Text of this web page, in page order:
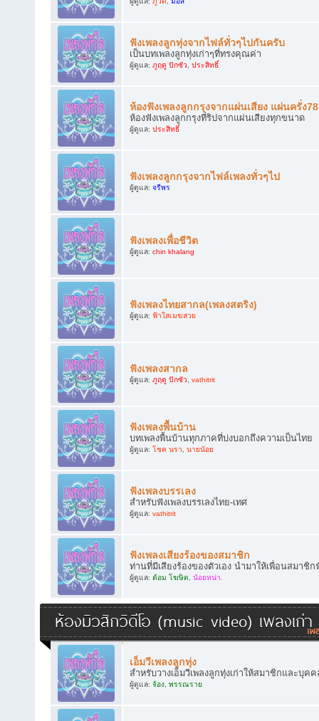
ฟังเพลงลูกทุ่งจากไฟล์ทั่วๆไปกันครับ
เป็นบทเพลงลูกทุ่งเก่าๆที่ทรงคุณค่า
ผู้ดูแล: ภูฤดู ปักซัว, ประสิทธิ์
ห้องฟังเพลงลูกกรุงจากแผ่นเสียง แผ่นครั่ง
ห้องฟังเพลงลูกกรุงที่ริปจากแผ่นเสียงทุกขนาด
ผู้ดูแล: ประสิทธิ์
ฟังเพลงลูกกรุงจากไฟล์เพลงทั่วๆไป
ผู้ดูแล: จรีพร
ฟังเพลงเพื่อชีวิต
ผู้ดูแล: chin khalang
ฟังเพลงไทยสากล(เพลงสตริง)
ผู้ดูแล: ฟ้าใสเมฆสวย
ฟังเพลงสากล
ผู้ดูแล: ภูฤดู ปักซัว, vathitrit
ฟังเพลงพื้นบ้าน
บทเพลงพื้นบ้านทุกภาคที่บ่งบอกถึงความเป็นไทย
ผู้ดูแล: โชค นรา, นายน้อย
ฟังเพลงบรรเลง
สำหรับฟังเพลงบรรเลงไทย-เทศ
ผู้ดูแล: vathitrit
ฟังเพลงเสียงร้องของสมาชิก
ท่านที่มีเสียงร้องของตัวเอง นำมาให้เพื่อนสมาชิ
ผู้ดูแล: ต้อม โฆษิต, น้อยหน่า.
ห้องมิวสิกวิดีโอ (music video) เพลงเก่า
เอ็มวีเพลงลูกทุ่ง
สำหรับวางเอ็มวีเพลงลูกทุ่งเก่าให้สมาชิกและบุค
ผู้ดูแล: จ้อง, พรรณราย